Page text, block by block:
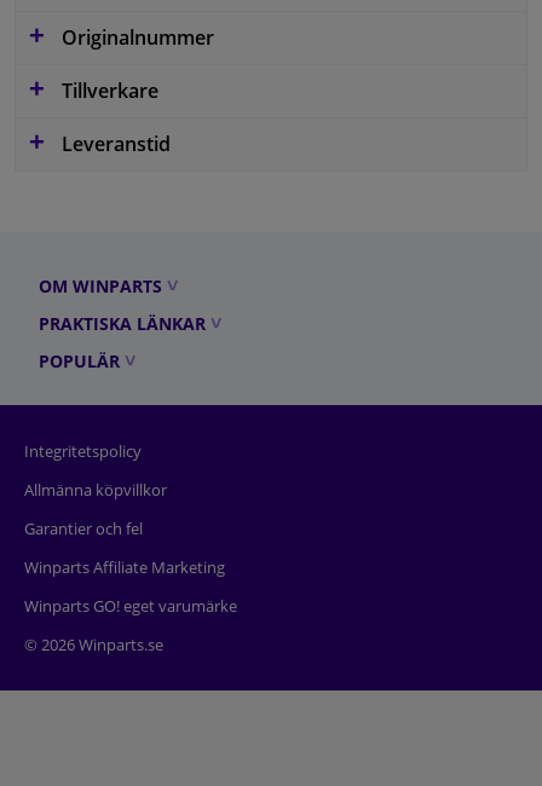
Originalnummer
Tillverkare
Leveranstid
OM WINPARTS
PRAKTISKA LÄNKAR
POPULÄR
Integritetspolicy
Allmänna köpvillkor
Garantier och fel
Winparts Affiliate Marketing
Winparts GO! eget varumärke
© 2026 Winparts.se